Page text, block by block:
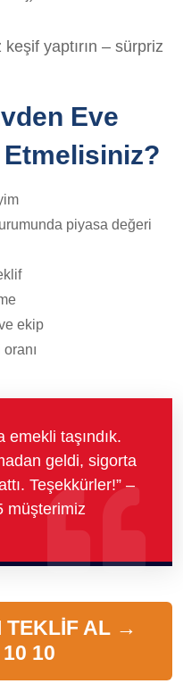
yaptırın – sürpriz
Eve
Etmelisiniz?
piyasa değeri
ekip
emekli taşındık.
geldi, sigorta
Teşekkürler!” –
müşterimiz
TEKLİF AL →
10